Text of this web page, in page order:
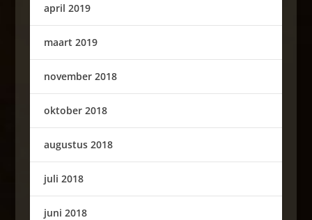
april 2019
maart 2019
november 2018
oktober 2018
augustus 2018
juli 2018
juni 2018